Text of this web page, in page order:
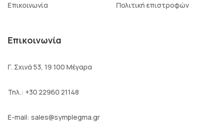
Επικοινωνία Πολιτική επιστροφών
Επικοινωνία
Γ. Σχινά 53, 19 100 Μέγαρα
Τηλ.: +30 22960 21148
E-mail: sales@symplegma.gr